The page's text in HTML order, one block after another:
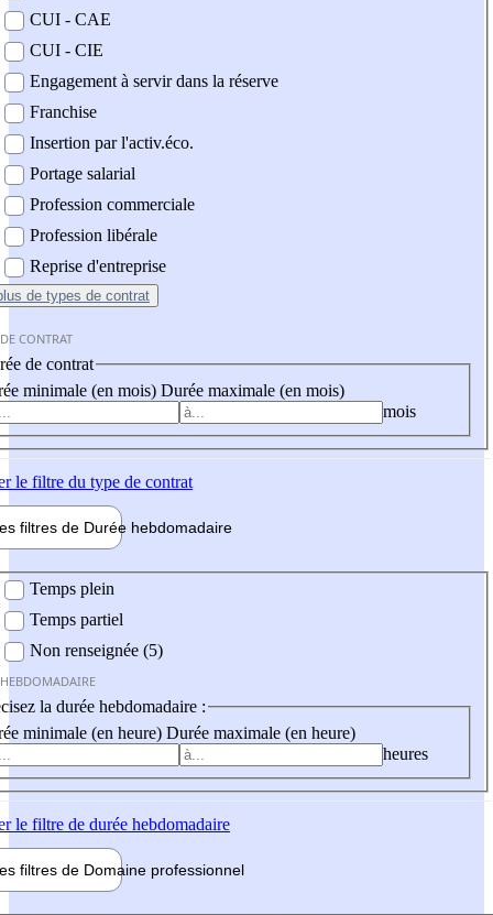
CUI - CAE
CUI - CIE
Engagement à servir dans la réserve
Franchise
Insertion par l'activ.éco.
Portage salarial
Profession commerciale
Profession libérale
Reprise d'entreprise
de types de contrat
CONTRAT
de contrat
minimale (en mois) Durée maximale (en mois)
mois
le filtre du type de contrat
filtres de Durée hebdomadaire
Temps plein
Temps partiel
Non renseignée (5)
la durée hebdomadaire :
minimale (en heure) Durée maximale (en heure)
heures
le filtre de durée hebdomadaire
filtres de Domaine professionnel